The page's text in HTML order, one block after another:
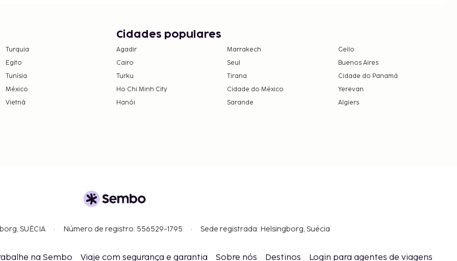
Turquia
Egito
Tunísia
México
Vietnã
Cidades populares
Agadir Marrakech
Geilo
Cairo
Seul
Buenos Aires
Turku
Tirana
Cidade do Panamá
Ho Chi Minh City
Cidade do México
Yerevan
Hanói
Sarande Algiers
SUÉCIA Número de registro: 556529-1795 Sede registrada: Helsingborg, Suécia
na Sembo Viaje com segurança e garantia Sobre nós Destinos Login para agentes de viagens